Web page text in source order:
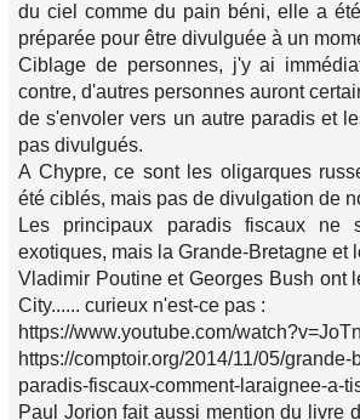
du ciel comme du pain béni, elle a
préparée pour être divulguée à un
Ciblage de personnes, j'y ai
contre, d'autres personnes auront
de s'envoler vers un autre paradis et
pas divulgués.
A Chypre, ce sont les oligarques
été ciblés, mais pas de divulgation de
Les principaux paradis fiscaux ne
exotiques, mais la Grande-Bretagne et
Vladimir Poutine et Georges Bush ont
City...... curieux n'est-ce pas :
https://www.youtube.com/
https://comptoir.org/2014/11/05/grande-
paradis-fiscaux-comment-laraignee-a-
Paul Jorion fait aussi mention du livre